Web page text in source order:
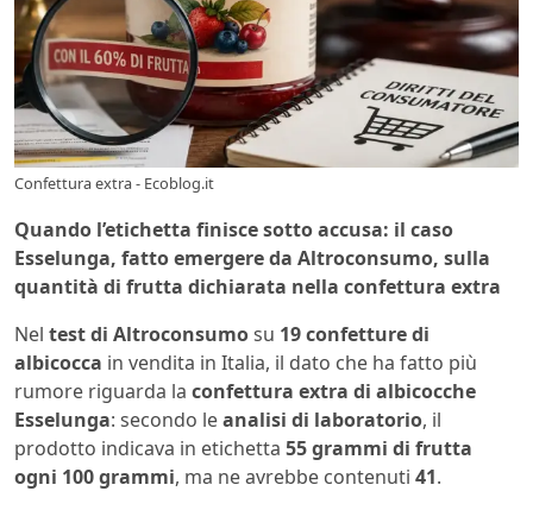
Confettura extra - Ecoblog.it
Quando l’etichetta finisce sotto accusa: il caso
Esselunga, fatto emergere da Altroconsumo, sulla
quantità di frutta dichiarata nella confettura extra
Nel test di Altroconsumosu 19 confetture di
albicocca in vendita in Italia, il dato che ha fatto più
rumore riguarda la confettura extra di albicocche
Esselunga: secondo leanalisi di laboratorio, il
prodotto indicava in etichetta 55 grammi di frutta
ogni 100 grammi, ma ne avrebbe contenuti 41.